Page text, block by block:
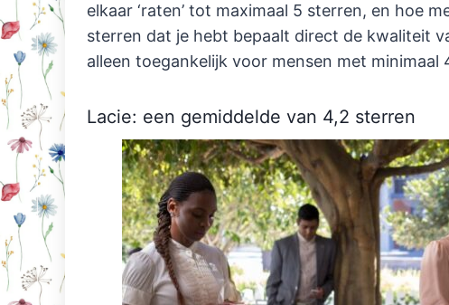
elkaar ‘raten’ tot maximaal 5 sterren, en hoe
sterren dat je hebt bepaalt direct de kwaliteit
alleen toegankelijk voor mensen met minimaal
Lacie: een gemiddelde van 4,2 sterren